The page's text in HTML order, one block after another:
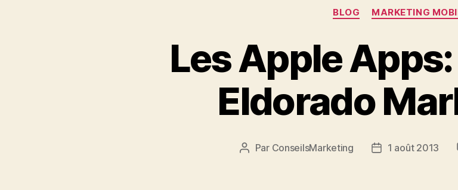
Catégories
BLOG MARKETING
Les Apple
Eldorado
Auteur
Par ConseilsMarketing
Date1 août 2013